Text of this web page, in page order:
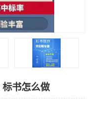
书怎么做